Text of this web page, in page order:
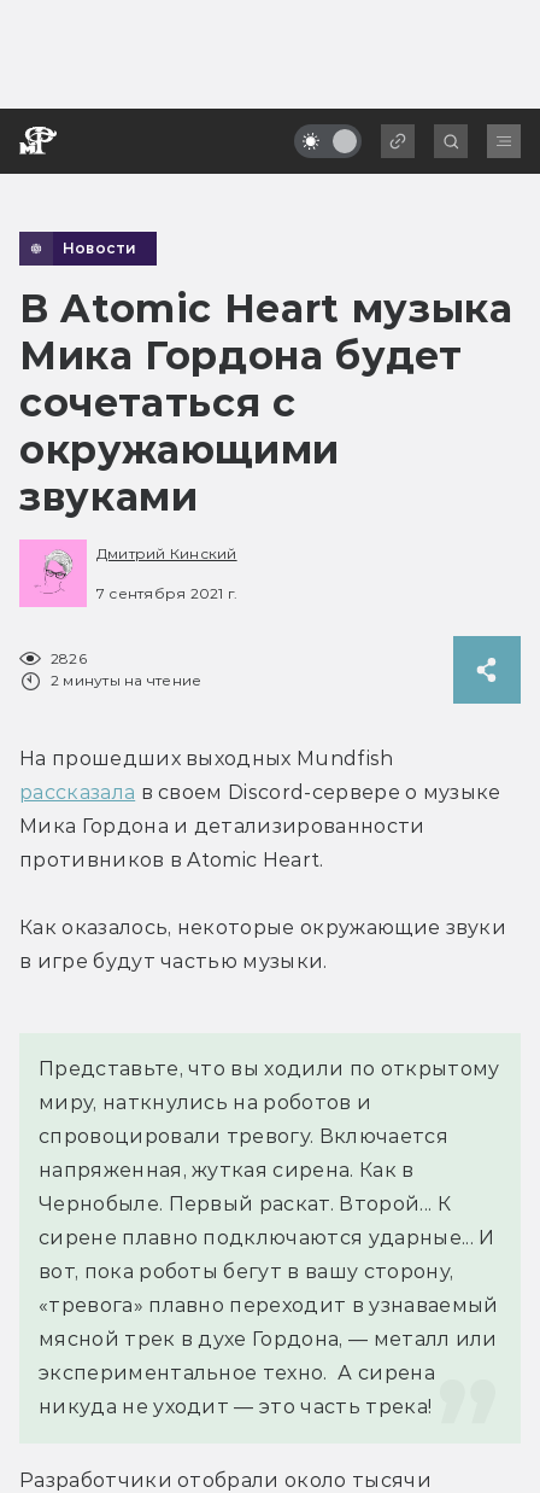
Новости
В Atomic Heart музыка
Мика Гордона будет
сочетаться с
окружающими
звуками
Дмитрий Кинский
7 сентября 2021 г.
2826
2 минуты на чтение
рассказала в своем Discord-сервере о музыке
Мика Гордона и детализированности
противников в Atomic Heart.
Как оказалось, некоторые окружающие звуки
в игре будут частью музыки.
Представьте, что вы ходили по открытому
миру, наткнулись на роботов и
спровоцировали тревогу. Включается
напряженная, жуткая сирена. Как в
Чернобыле. Первый раскат. Второй... К
сирене плавно подключаются ударные... И
вот, пока роботы бегут в вашу сторону,
«тревога» плавно переходит в узнаваемый
мясной трек в духе Гордона, — металл или
экспериментальное техно.  А сирена
никуда не уходит — это часть трека!
Разработчики отобрали около тысячи